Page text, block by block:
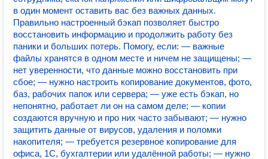
в один момент оставить вас без важных данных.
Правильно настроенный бэкап позволяет быстро
восстановить информацию и продолжить работу без
паники и больших потерь. Помогу, если: — важные
файлы хранятся в одном месте и ничем не защищены; —
нет уверенности, что данные можно восстановить при
сбое; — нужно настроить копирование документов, фото,
баз, рабочих папок или сервера; — уже есть бэкап, но
непонятно, работает ли он на самом деле; — копии
создаются вручную и про них часто забывают; — нужно
защитить данные от вирусов, удаления и поломки
накопителя; — требуется резервное копирование для
офиса, 1С, бухгалтерии или удалённой работы; — нужно